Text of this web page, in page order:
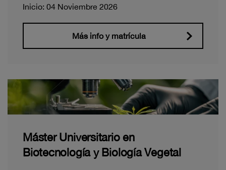
Inicio: 04 Noviembre 2026
Más info y matrícula
Máster Universitario en
Biotecnología y Biología Vegetal